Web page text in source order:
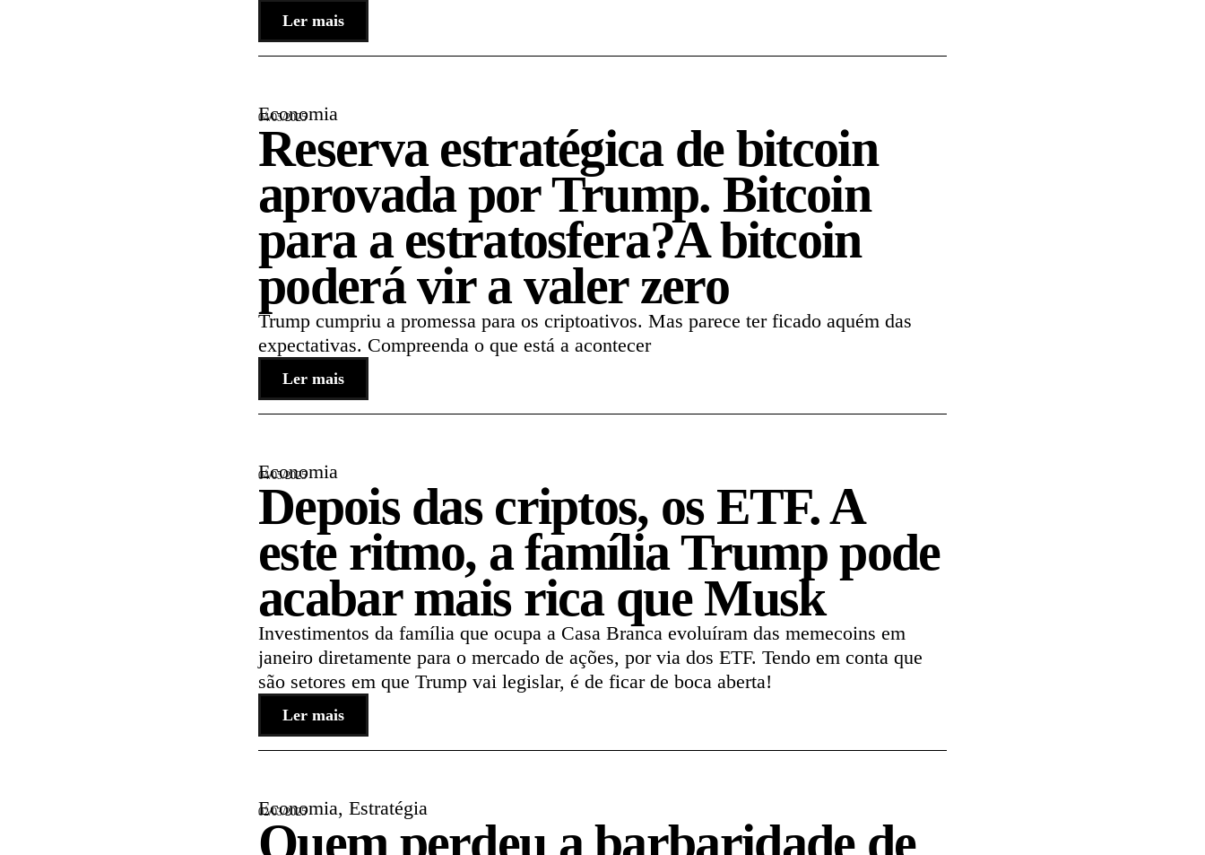
Ler mais
Economia
04/05/2025
Reserva estratégica de bitcoin
aprovada por Trump. Bitcoin
para a estratosfera?A bitcoin
poderá vir a valer zero
Trump cumpriu a promessa para os criptoativos. Mas parece ter ficado aquém das
expectativas. Compreenda o que está a acontecer
Ler mais
Economia
04/05/2025
Depois das criptos, os ETF. A
este ritmo, a família Trump pode
acabar mais rica que Musk
Investimentos da família que ocupa a Casa Branca evoluíram das memecoins em
janeiro diretamente para o mercado de ações, por via dos ETF. Tendo em conta que
são setores em que Trump vai legislar, é de ficar de boca aberta!
Ler mais
Economia, Estratégia
02/03/2025
Quem perdeu a barbaridade de